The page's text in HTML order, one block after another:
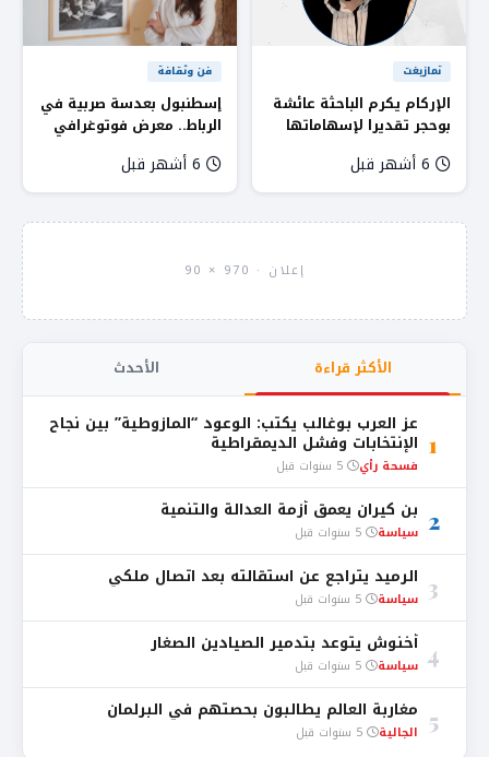
تمازيغت
الإركام يكرم الباحثة عائشة
بوحجر تقديرا لإسهاماتها
الأمازيغي
فن وثقافة
إسطنبول بعدسة صربية في
الرباط.. معرض فوتوغرافي
باب الكبير
إعلان · 970 × 90
الأكثر قراءة الأحدث
1
عز العرب بوغالب يكتب: الوعود “المازوطية” بين نجاح
الإنتخابات وفشل الديمقراطية
فسحة رأي
2 بن كيران يعمق أزمة العدالة والتنمية
سياسة
3 الرميد يتراجع عن استقالته بعد اتصال ملكي
سياسة
4 أخنوش يتوعد بتدمير الصيادين الصغار
سياسة
5 مغاربة العالم يطالبون بحصتهم في البرلمان
الجالية